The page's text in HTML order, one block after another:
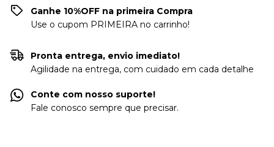
Ganhe 10%OFF na primeira Compra
Use o cupom PRIMEIRA no carrinho!
Pronta entrega, envio imediato!
Agilidade na entrega, com cuidado em cada detalhe
Conte com nosso suporte!
Fale conosco sempre que precisar.